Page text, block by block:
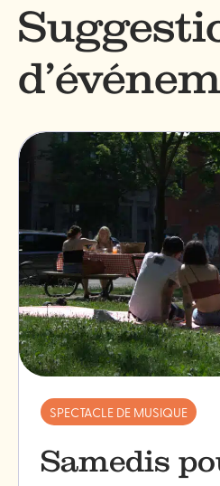
SPECTACLE DE MUSIQUE
Samedis